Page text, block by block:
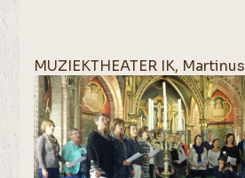
MUZIEKTHEATER IK, Martinus